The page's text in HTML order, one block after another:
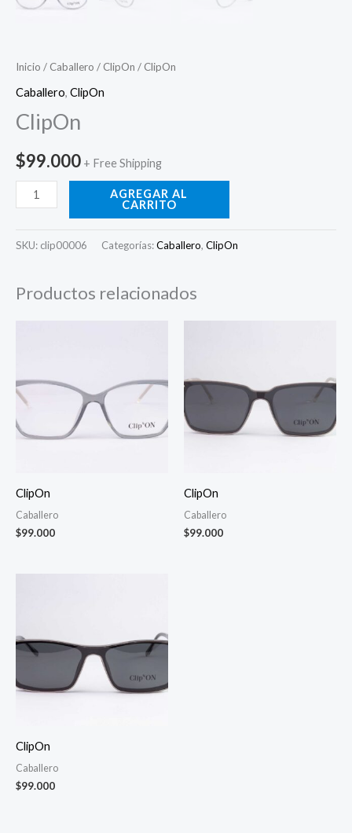
Inicio / Caballero / ClipOn / ClipOn
Caballero, ClipOn
ClipOn
$99.000 + Free Shipping
AGREGAR AL
CARRITO
SKU: clip00006 Categorías:Caballero, ClipOn
Productos relacionados
ClipOn
Caballero
$99.000
ClipOn
Caballero
$99.000
ClipOn
Caballero
$99.000